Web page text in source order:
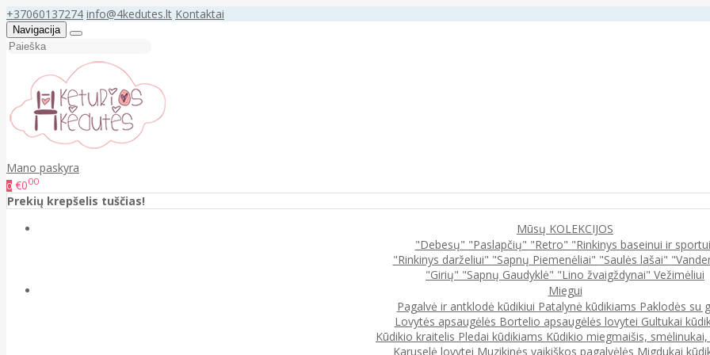
+37060137274 info@4kedutes.lt Kontaktai
Navigacija
Mano paskyra
0 €000
Prekių krepšelis tuščias!
Mūsų KOLEKCIJOS
"Debesų" "Paslapčių" "Retro" "Rinkinys baseinui ir
"Rinkinys darželiui" "Sapnų Piemenėliai" "Saulės lašai"
"Girių" "Sapnų Gaudyklė" "Lino žvaigždynai" Vežimėliui
Miegui
Pagalvė ir antklodė kūdikiui Patalynė kūdikiams Paklodės su
Lovytės apsaugėlės Bortelio apsaugėlės lovytei Gultukai
Kūdikio kraitelis Pledai kūdikiams Kūdikio miegmaišis,
Karuselė lovytei Muzikinės vaikiškos pagalvėlės Migdukai